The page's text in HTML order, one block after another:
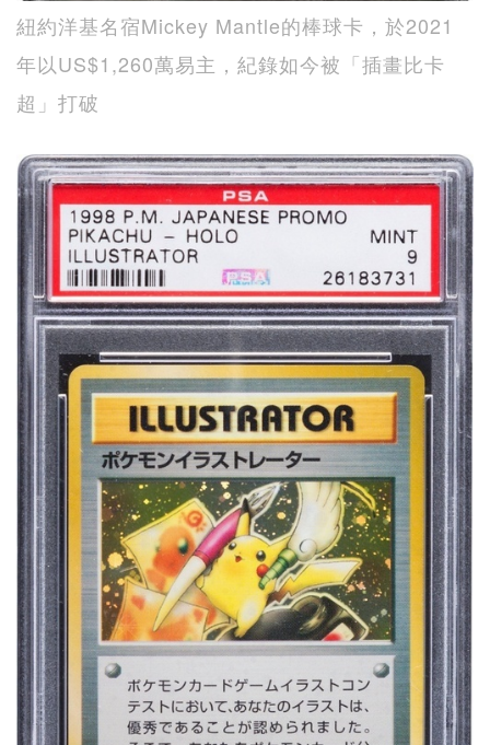
紐約洋基名宿Mickey Mantle的棒球卡，於2021
年以US$1,260萬易主，紀錄如今被「插畫比卡
超」打破